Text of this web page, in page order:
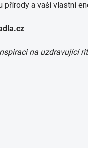
přírody a vaší vlastní
na uzdravující